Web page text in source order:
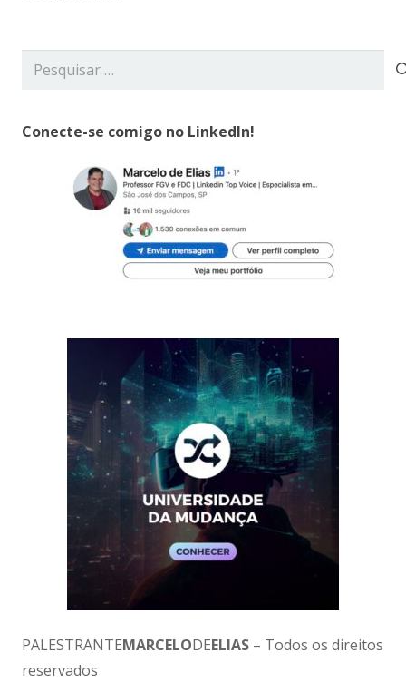
Pesquisar
Conecte-se comigo no LinkedIn!
PALESTRANTEMARCELODEELIAS – Todos os direitos
reservados